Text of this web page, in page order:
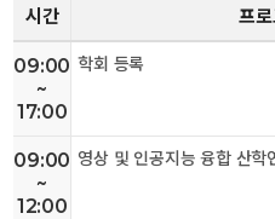
시간 프
09:00
~
17:00
학회 등록
09:00
~
12:00
영상 및 인공지능 융합 산학